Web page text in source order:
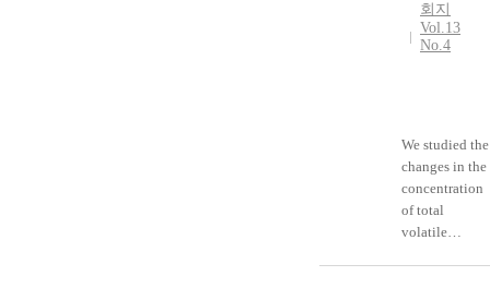
회지
Vol.13
No.4
We studied the
changes in the
concentration
of total
volatile